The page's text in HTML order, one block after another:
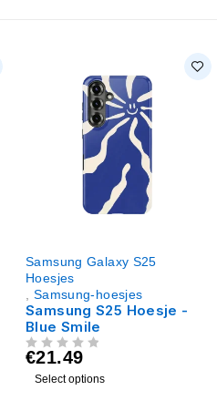
Samsung Galaxy S25
Hoesjes
, Samsung-hoesjes
Samsung S25 Hoesje -
Blue Smile
€21.49
Select options